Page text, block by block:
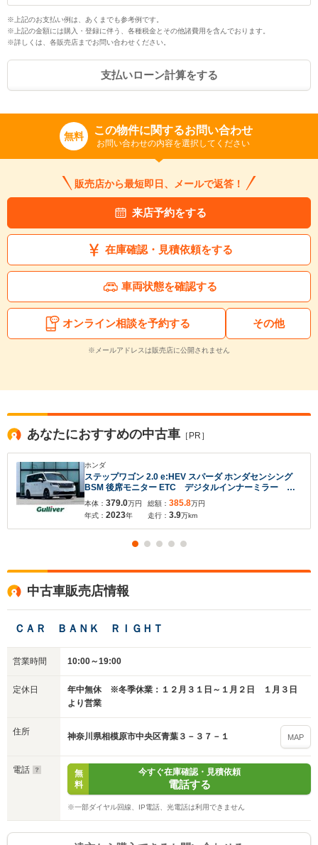
※上記のお支払い例は、あくまでも参考例です。
※上記の金額には購入・登録に伴う、各種税金とその他諸費用を含んでおります。
※詳しくは、各販売店までお問い合わせください。
支払いローン計算をする
無料 この物件に関するお問い合わせ
お問い合わせの内容を選択してください
販売店から最短即日、メールで返答！
来店予約をする
在庫確認・見積依頼をする
車両状態を確認する
オンライン相談を予約する その他
※メールアドレスは販売店に公開されません
あなたにおすすめの中古車 ［PR］
ホンダ
ステップワゴン 2.0 e:HEV スパーダ ホンダセンシング
BSM 後席モニター ETC デジタルインナーミラー ア
ラウンドビューモニター シートヒーター 純正フロア
マット 電動リアゲート シートテーブル オットマ
ン サンシェード オートライト
本体： 379.0万円
年式： 2023年
総額： 385.8万円
走行： 3.9万km
中古車販売店情報
ＣＡＲ ＢＡＮＫ ＲＩＧＨＴ
営業時間 10:00～19:00
定休日
年中無休 ※冬季休業：１２月３１日～１月２日 １月３日
より営業
住所 神奈川県相模原市中央区青葉３－３７－１ MAP
電話
無
料
今すぐ在庫確認・見積依頼
電話する
※一部ダイヤル回線、IP電話、光電話は利用できません
※次回問い合わせをする際に自動入力されます
※保存された情報は90日で破棄されます
いいえ